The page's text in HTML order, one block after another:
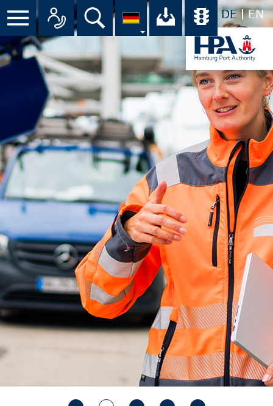
DE EN
Menü Alle Ansprechpartner im
Suche Ihr Download-